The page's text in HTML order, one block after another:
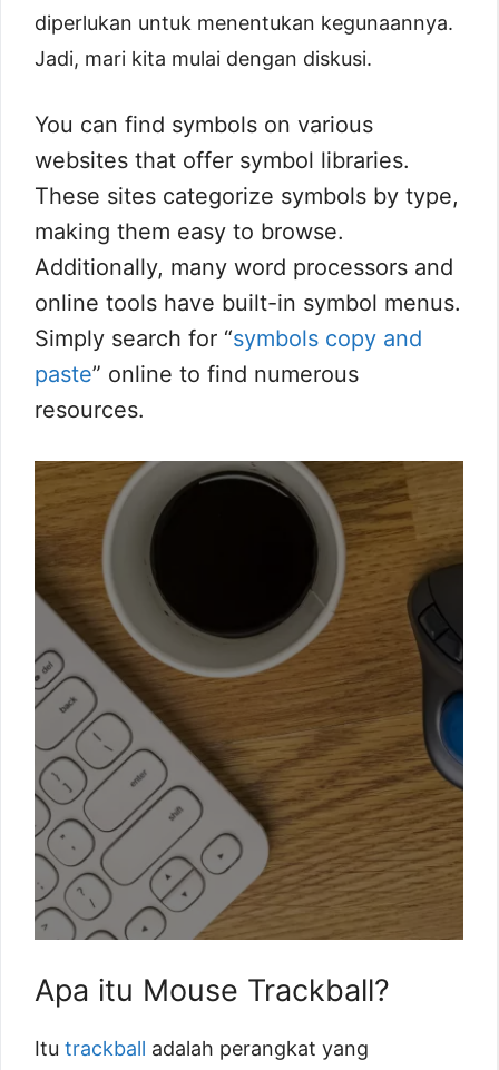
diperlukan untuk menentukan kegunaannya.
Jadi, mari kita mulai dengan diskusi.
You can find symbols on various
websites that offer symbol libraries.
These sites categorize symbols by type,
making them easy to browse.
Additionally, many word processors and
online tools have built-in symbol menus.
Simply search for “symbols copy and
paste” online to find numerous
resources.
Apa itu Mouse Trackball?
Itu trackball adalah perangkat yang